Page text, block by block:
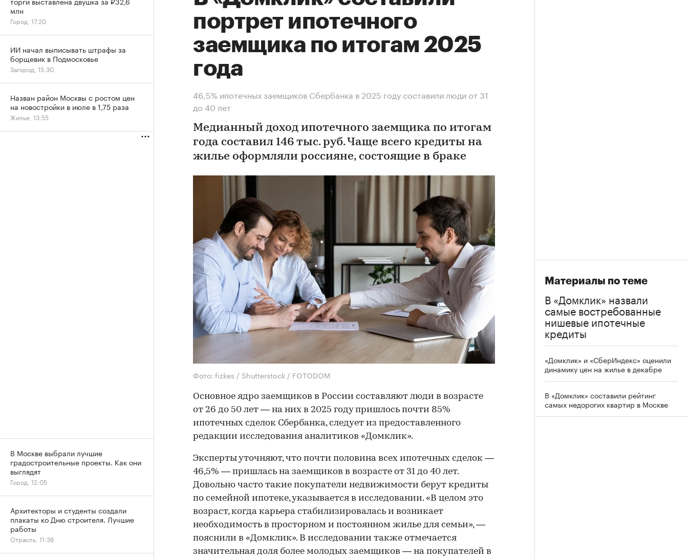
портрет ипотечного
заемщика по итогам 2025
года
46,5% ипотечных заемщиков Сбербанка в 2025 году составили люди от 31
до 40 лет
Медианный доход ипотечного заемщика по итогам
года составил 146 тыс. руб. Чаще всего кредиты на
жилье оформляли россияне, состоящие в браке
Фото: fizkes / Shutterstock / FOTODOM
Основное ядро заемщиков в России составляют люди в возрасте
от 26 до 50 лет — на них в 2025 году пришлось почти 85%
ипотечных сделок Сбербанка, следует из предоставленного
редакции исследования аналитиков «Домклик».
Эксперты уточняют, что почти половина всех ипотечных сделок —
46,5% — пришлась на заемщиков в возрасте от 31 до 40 лет.
Довольно часто такие покупатели недвижимости берут кредиты
по семейной ипотеке, указывается в исследовании. «В целом это
возраст, когда карьера стабилизировалась и возникает
необходимость в просторном и постоянном жилье для семьи», —
пояснили в «Домклик». В исследовании также отмечается
значительная доля более молодых заемщиков — на покупателей в
Материалы по теме
В «Домклик» назвали
самые востребованные
нишевые ипотечные
кредиты
«Домклик» и «СберИндекс» оценили
динамику цен на жилье в декабре
В «Домклик» составили рейтинг
самых недорогих квартир в Москве
млн
Город, 17:20
ИИ начал выписывать штрафы за
борщевик в Подмосковье
Загород, 15:30
Назван район Москвы с ростом цен
на новостройки в июле в 1,75 раза
Жилье, 13:55
В Москве выбрали лучшие
градостроительные проекты. Как они
выглядят
Город, 12:05
Архитекторы и студенты создали
плакаты ко Дню строителя. Лучшие
работы
Отрасль, 11:36